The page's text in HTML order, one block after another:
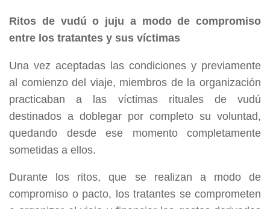
Ritos de vudú o juju a modo de compromiso
entre los tratantes y sus víctimas
Una vez aceptadas las condiciones y previamente
al comienzo del viaje, miembros de la organización
practicaban a las víctimas rituales de vudú
destinados a doblegar por completo su voluntad,
quedando desde ese momento completamente
sometidas a ellos.
Durante los ritos, que se realizan a modo de
compromiso o pacto, los tratantes se comprometen